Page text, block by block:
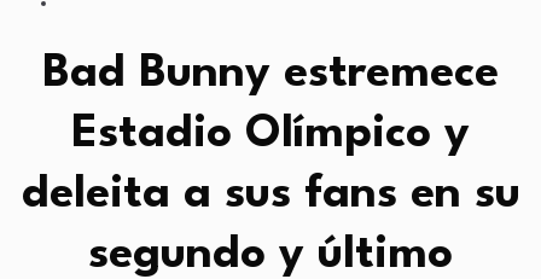
Bad Bunny estremece
Estadio Olímpico y
deleita a sus fans en su
segundo y último